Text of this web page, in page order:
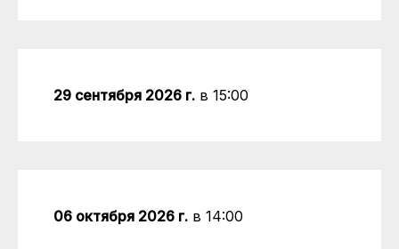
29 сентября 2026 г. в 15:00
06 октября 2026 г. в 14:00